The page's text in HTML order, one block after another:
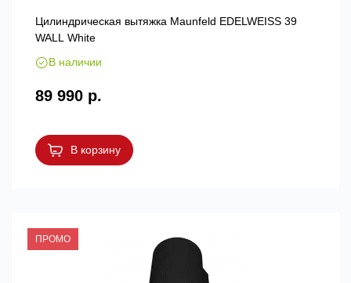
Цилиндрическая вытяжка Maunfeld EDELWEISS 39
WALL White
В наличии
89 990 р.
В корзину
ПРОМО